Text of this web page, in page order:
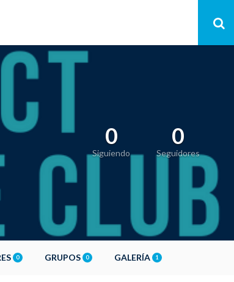
0
Siguiendo
0
Seguidores
0 GRUPOS 0 GALERÍA 1